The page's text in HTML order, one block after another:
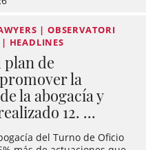
| OBSERVATORI
| HEADLINES
plan de
la
la abogacía y
12. ...
del Turno de Oficio